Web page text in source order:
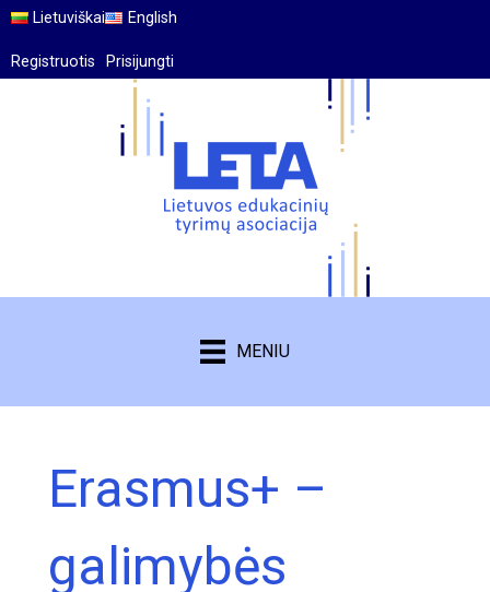
Lietuviškai English
Registruotis Prisijungti
MENIU
Erasmus+ –
galimybės